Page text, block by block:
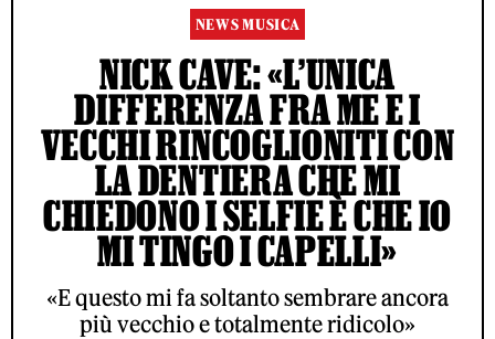
NEWS MUSICA
NICK CAVE: «L’UNICA
DIFFERENZA FRA ME E I
VECCHI RINCOGLIONITI CON
LA DENTIERA CHE MI
CHIEDONO I SELFIE È CHE IO
MI TINGO I CAPELLI»
«E questo mi fa soltanto sembrare ancora
più vecchio e totalmente ridicolo»